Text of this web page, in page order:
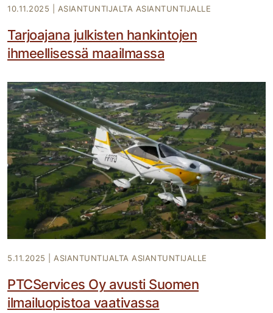
10.11.2025 ASIANTUNTIJALTA ASIANTUNTIJALLE
Tarjoajana julkisten hankintojen
ihmeellisessä maailmassa
5.11.2025 ASIANTUNTIJALTA ASIANTUNTIJALLE
PTCServices Oy avusti Suomen
ilmailuopistoa vaativassa